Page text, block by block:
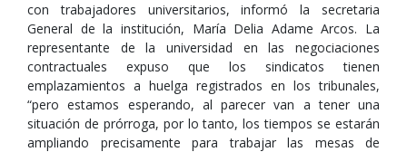
con trabajadores universitarios, informó la secretaria
General de la institución, María Delia Adame Arcos. La
representante de la universidad en las negociaciones
contractuales expuso que los sindicatos tienen
emplazamientos a huelga registrados en los tribunales,
“pero estamos esperando, al parecer van a tener una
situación de prórroga, por lo tanto, los tiempos se estarán
ampliando precisamente para trabajar las mesas de